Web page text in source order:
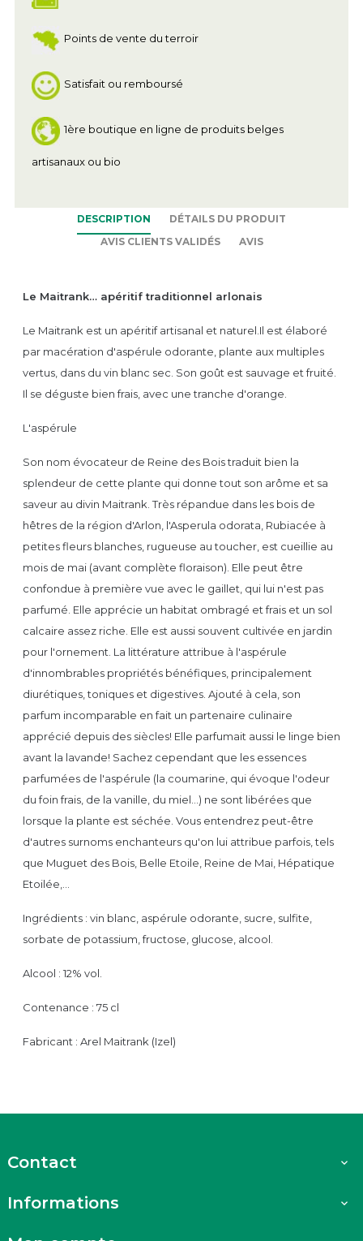
Points de vente du terroir
Satisfait ou remboursé
1ère boutique en ligne de produits belges
artisanaux ou bio
DESCRIPTION
DÉTAILS DU PRODUIT
AVIS CLIENTS VALIDÉS
AVIS
Le Maitrank… apéritif traditionnel arlonais
Le Maitrank est un apéritif artisanal et naturel.Il est élaboré
par macération d'aspérule odorante, plante aux multiples
vertus, dans du vin blanc sec. Son goût est sauvage et fruité.
Il se déguste bien frais, avec une tranche d'orange.
L'aspérule
Son nom évocateur de Reine des Bois traduit bien la
splendeur de cette plante qui donne tout son arôme et sa
saveur au divin Maitrank. Très répandue dans les bois de
hêtres de la région d'Arlon, l'Asperula odorata, Rubiacée à
petites fleurs blanches, rugueuse au toucher, est cueillie au
mois de mai (avant complète floraison). Elle peut être
confondue à première vue avec le gaillet, qui lui n'est pas
parfumé. Elle apprécie un habitat ombragé et frais et un sol
calcaire assez riche. Elle est aussi souvent cultivée en jardin
pour l'ornement. La littérature attribue à l'aspérule
d'innombrables propriétés bénéfiques, principalement
diurétiques, toniques et digestives. Ajouté à cela, son
parfum incomparable en fait un partenaire culinaire
apprécié depuis des siècles! Elle parfumait aussi le linge bien
avant la lavande! Sachez cependant que les essences
parfumées de l'aspérule (la coumarine, qui évoque l'odeur
du foin frais, de la vanille, du miel…) ne sont libérées que
lorsque la plante est séchée. Vous entendrez peut-être
d'autres surnoms enchanteurs qu'on lui attribue parfois, tels
que Muguet des Bois, Belle Etoile, Reine de Mai, Hépatique
Etoilée,…
Ingrédients : vin blanc, aspérule odorante, sucre, sulfite,
sorbate de potassium, fructose, glucose, alcool.
Alcool : 12% vol.
Contenance : 75 cl
Fabricant : Arel Maitrank (Izel)
Contact 
Informations 